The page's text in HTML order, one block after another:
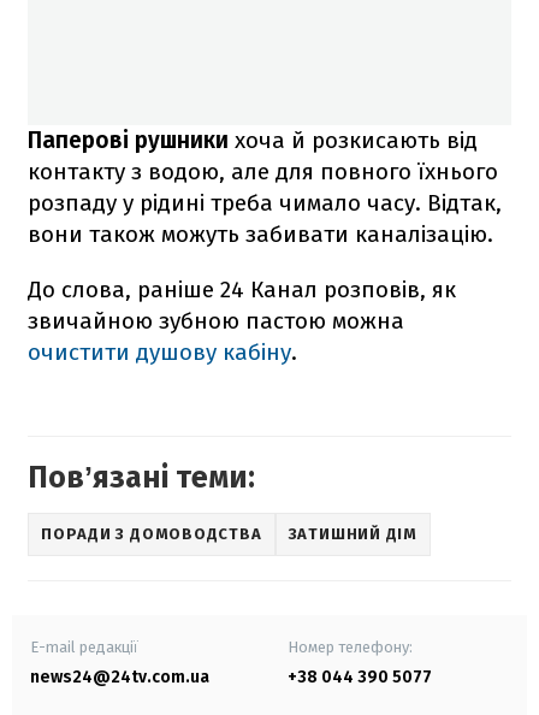
Паперові рушники хоча й розкисають від
контакту з водою, але для повного їхнього
розпаду у рідині треба чимало часу. Відтак,
вони також можуть забивати каналізацію.
До слова, раніше 24 Канал розповів, як
звичайною зубною пастою можна
очистити душову кабіну.
Повʼязані теми:
ПОРАДИ З ДОМОВОДСТВА ЗАТИШНИЙ ДІМ
E-mail редакції
news24@24tv.com.ua
Номер телефону:
+38 044 390 5077